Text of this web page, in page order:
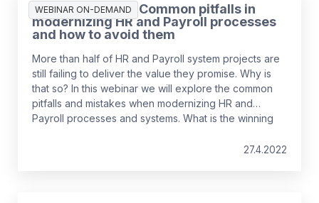
WEBINAR ON-DEMAND
Innspilt webinar: Common pitfalls in
modernizing HR and Payroll processes
and how to avoid them
More than half of HR and Payroll system projects are
still failing to deliver the value they promise. Why is
that so? In this webinar we will explore the common
pitfalls and mistakes when modernizing HR and
Payroll processes and systems. What is the winning
27.4.2022